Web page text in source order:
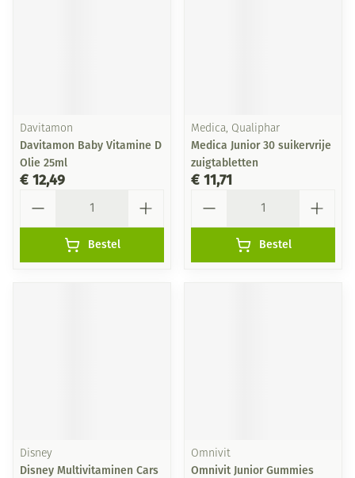
Davitamon
Davitamon Baby Vitamine D
Olie 25ml
€ 12,49
Bestel
Medica, Qualiphar
Medica Junior 30 suikervrije
zuigtabletten
€ 11,71
Bestel
Disney
Disney Multivitaminen Cars
Omnivit
Omnivit Junior Gummies